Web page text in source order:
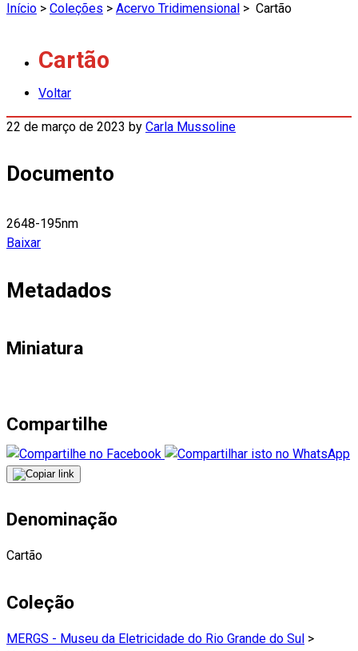
Início > Coleções > Acervo Tridimensional > Cartão
Cartão
Voltar
22 de março de 2023 by Carla Mussoline
Documento
2648-195nm
Baixar
Metadados
Miniatura
Compartilhe
Denominação
Cartão
Coleção
MERGS - Museu da Eletricidade do Rio Grande do Sul >